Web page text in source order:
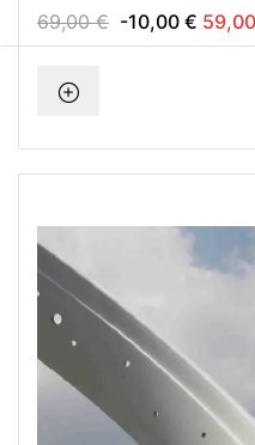
69,00 € -10,00 €